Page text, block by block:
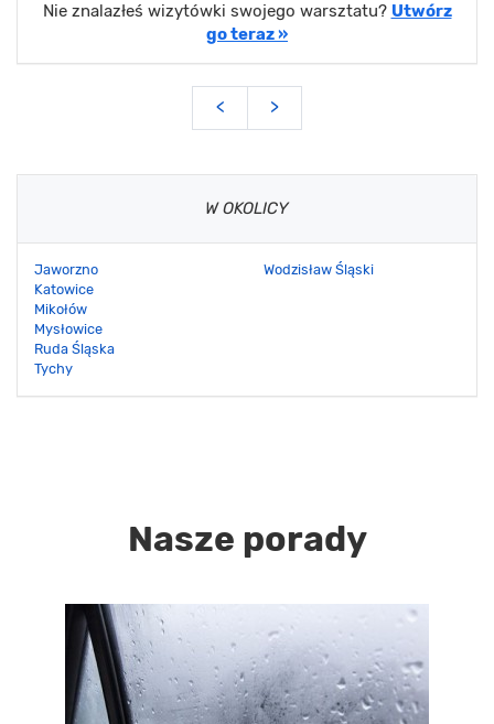
Nie znalazłeś wizytówki swojego warsztatu? Utwórz
go teraz »
< >
W OKOLICY
Jaworzno
Katowice
Mikołów
Mysłowice
Ruda Śląska
Tychy
Wodzisław Śląski
Nasze porady